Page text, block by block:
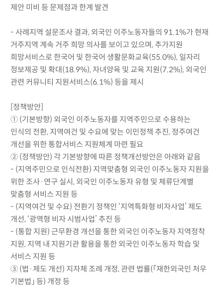
제안 미비 등 문제점과 한계 발견
- 사례지역 설문조사 결과, 외국인 이주노동자들의 91.1%가 현재
거주지역 계속 거주 희망 의사를 보이고 있으며, 추가지원
희망서비스로 한국어 및 한국어 생활문화교육(55.0%), 일자리
정보제공 및 확대(18.9%), 자녀양육 및 교육 지원(7.2%), 외국인
관련 커뮤니티 지원서비스(6.1%) 등을 제시
[정책방안]
① (기본방향) 외국인 이주노동자를 지역주민으로 수용하는
인식의 전환, 지역여건 및 수요에 맞는 이민정책 추진, 정주여건
개선을 위한 통합서비스 지원체계 마련 필요
② (정책방안) 각 기본방향에 따른 정책개선방안은 아래와 같음
- (지역주민으로 인식전환) 지역맞춤형 외국인 이주노동자 지원을
위한 조사·연구 실시, 외국인 이주노동자 유형 및 체류단계별
맞춤형 서비스 지원 등
- (지역여건 및 수요) 전환기 정책인 ‘지역특화형 비자사업’ 제도
개선, ‘광역형 비자 시범사업’ 추진 등
- (통합 지원) 근무환경 개선을 통한 외국인 이주노동자 지역정착
지원, 지역 내 지원기관 활용을 통한 외국인 이주노동자 학습 및
서비스 지원 등
③ (법·제도 개선) 지자체 조례 개정, 관련 법률(「재한외국인 처우
기본법」 등) 개정 등